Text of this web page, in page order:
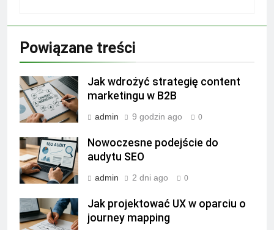
Powiązane treści
Jak wdrożyć strategię content
marketingu w B2B
admin 9 godzin ago 0
Nowoczesne podejście do
audytu SEO
admin 2 dni ago 0
Jak projektować UX w oparciu o
journey mapping